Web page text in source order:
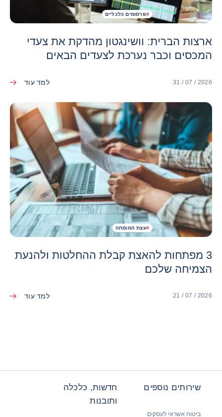
#פרסומים כלכליים
ארצות הברית: וושינגטון מהדקת את צעדי
המכסים וכבר נערכת לצעדים הבאים
31 / 07 / 2026 למד עוד
#עצת המומחה
3 מפתחות להאצת קבלת ההחלטות ולהנעת
הצמיחה שלכם
21 / 07 / 2026 למד עוד
שירותים נוספים
ביטוח אשראי לעסקים
חדשות, כלכלה
ותובנות